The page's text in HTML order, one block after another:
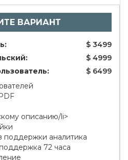
ВАРИАНТ
$ 3499
$ 4999
$ 6499
описанию/li>
поддержки аналитика
72 часа